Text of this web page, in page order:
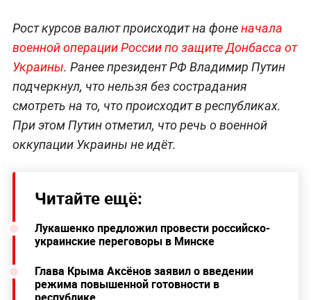
Рост курсов валют происходит на фоненачала
военной операции России по защите Донбасса от
Украины. Ранее президент РФ Владимир Путин
подчеркнул, что нельзя без сострадания
смотреть на то, что происходит в республиках.
При этом Путин отметил, что речь о военной
оккупации Украины не идёт.
Читайте ещё:
Лукашенко предложил провести российско-
украинские переговоры в Минске
Глава Крыма Аксёнов заявил о введении
режима повышенной готовности в